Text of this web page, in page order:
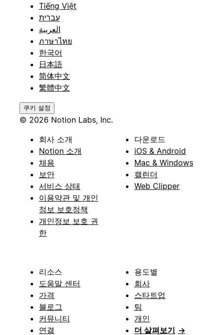
Tiếng Việt
עברית
العربية
ภาษาไทย
한국어
日本語
简体中文
繁體中文
쿠키 설정
© 2026 Notion Labs, Inc.
회사 소개
Notion 소개
채용
보안
서비스 상태
이용약관 및 개인
정보 보호정책
개인정보 보호 권
한
다운로드
iOS & Android
Mac & Windows
캘린더
Web Clipper
리소스
도움말 센터
가격
블로그
커뮤니티
연결
용도별
회사
스타트업
팀
개인
더 살펴보기 →